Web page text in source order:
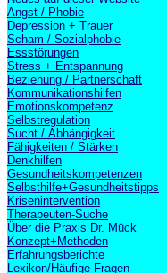
Angst / Phobie
Depression + Trauer
Scham / Sozialphobie
Essstörungen
Stress + Entspannung
Beziehung / Partnerschaft
Kommunikationshilfen
Emotionskompetenz
Selbstregulation
Sucht / Abhängigkeit
Fähigkeiten / Stärken
Denkhilfen
Gesundheitskompetenzen
Selbsthilfe+Gesundheitstipps
Krisenintervention
Therapeuten-Suche
Über die Praxis Dr. Mück
Konzept+Methoden
Erfahrungsberichte
Lexikon/Häufige Fragen